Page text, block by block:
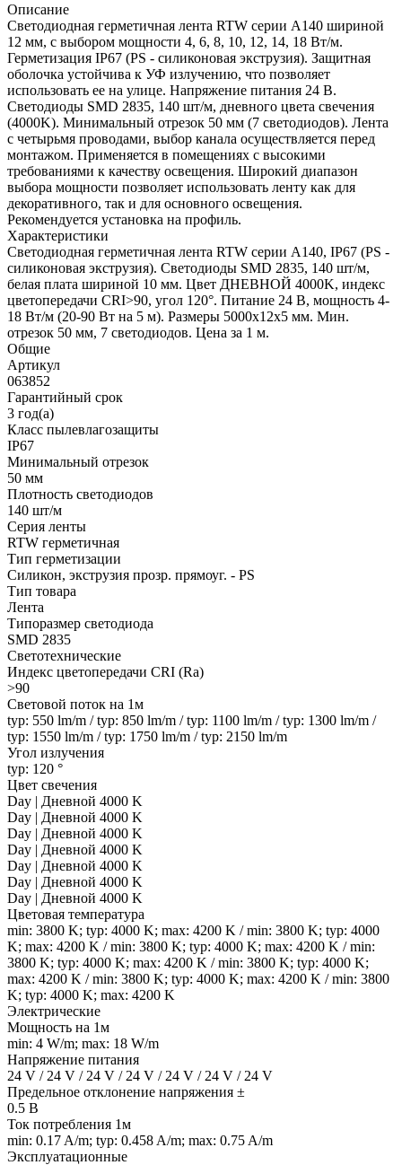
Описание
Светодиодная герметичная лента RTW серии A140 шириной
12 мм, с выбором мощности 4, 6, 8, 10, 12, 14, 18 Вт/м.
Герметизация IP67 (PS - силиконовая экструзия). Защитная
оболочка устойчива к УФ излучению, что позволяет
использовать ее на улице. Напряжение питания 24 В.
Светодиоды SMD 2835, 140 шт/м, дневного цвета свечения
(4000K). Минимальный отрезок 50 мм (7 светодиодов). Лента
с четырьмя проводами, выбор канала осуществляется перед
монтажом. Применяется в помещениях с высокими
требованиями к качеству освещения. Широкий диапазон
выбора мощности позволяет использовать ленту как для
декоративного, так и для основного освещения.
Рекомендуется установка на профиль.
Характеристики
Светодиодная герметичная лента RTW серии A140, IP67 (PS -
силиконовая экструзия). Светодиоды SMD 2835, 140 шт/м,
белая плата шириной 10 мм. Цвет ДНЕВНОЙ 4000K, индекс
цветопередачи CRI>90, угол 120°. Питание 24 В, мощность 4-
18 Вт/м (20-90 Вт на 5 м). Размеры 5000x12x5 мм. Мин.
отрезок 50 мм, 7 светодиодов. Цена за 1 м.
Общие
Артикул
063852
Гарантийный срок
3 год(а)
Класс пылевлагозащиты
IP67
Минимальный отрезок
50 мм
Плотность светодиодов
140 шт/м
Серия ленты
RTW герметичная
Тип герметизации
Силикон, экструзия прозр. прямоуг. - PS
Тип товара
Лента
Типоразмер светодиода
SMD 2835
Светотехнические
Индекс цветопередачи CRI (Ra)
>90
Световой поток на 1м
typ: 550 lm/m / typ: 850 lm/m / typ: 1100 lm/m / typ: 1300 lm/m /
typ: 1550 lm/m / typ: 1750 lm/m / typ: 2150 lm/m
Угол излучения
typ: 120 °
Цвет свечения
Day | Дневной 4000 K
Day | Дневной 4000 K
Day | Дневной 4000 K
Day | Дневной 4000 K
Day | Дневной 4000 K
Day | Дневной 4000 K
Day | Дневной 4000 K
Цветовая температура
min: 3800 K; typ: 4000 K; max: 4200 K / min: 3800 K; typ: 4000
K; max: 4200 K / min: 3800 K; typ: 4000 K; max: 4200 K / min:
3800 K; typ: 4000 K; max: 4200 K / min: 3800 K; typ: 4000 K;
max: 4200 K / min: 3800 K; typ: 4000 K; max: 4200 K / min: 3800
K; typ: 4000 K; max: 4200 K
Электрические
Мощность на 1м
min: 4 W/m; max: 18 W/m
Напряжение питания
24 V / 24 V / 24 V / 24 V / 24 V / 24 V / 24 V
Предельное отклонение напряжения ±
0.5 В
Ток потребления 1м
min: 0.17 A/m; typ: 0.458 A/m; max: 0.75 A/m
Эксплуатационные